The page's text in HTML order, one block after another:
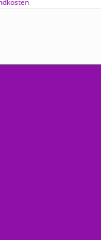
€29,90
€24,90.